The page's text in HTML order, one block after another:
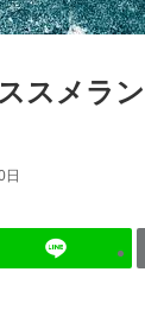
スメラン
日